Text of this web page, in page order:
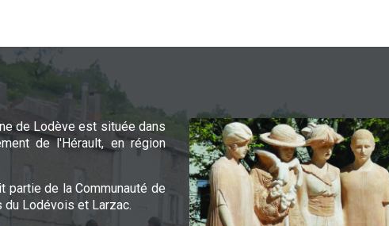
de Lodève est située dans
de l'Hérault, en région
partie de la Communauté de
du Lodévois et Larzac.